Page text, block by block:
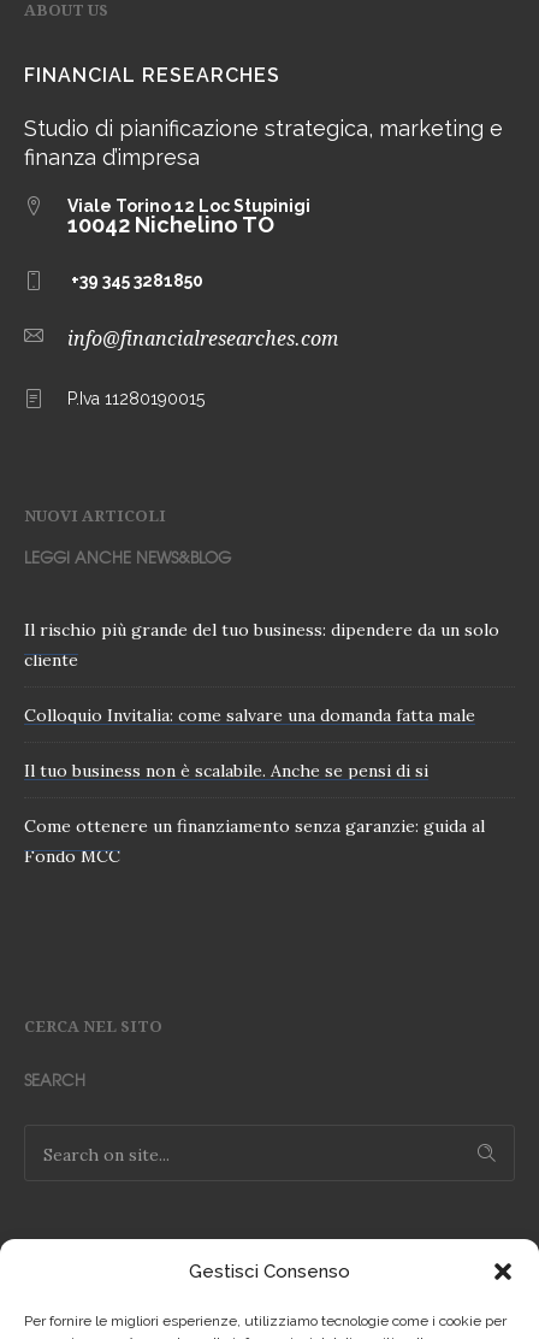
Gestisci Consenso
Per fornire le migliori esperienze, utilizziamo tecnologie come i cookie per
ABOUT US
FINANCIAL RESEARCHES
Studio di pianificazione strategica, marketing e
finanza d’impresa
Viale Torino 12 Loc Stupinigi
10042 Nichelino TO
+39 345 3281850
info@financialresearches.com
P.Iva 11280190015
NUOVI ARTICOLI
LEGGI ANCHE NEWS&BLOG
Il rischio più grande del tuo business: dipendere da un solo
cliente
Colloquio Invitalia: come salvare una domanda fatta male
Il tuo business non è scalabile. Anche se pensi di si
Come ottenere un finanziamento senza garanzie: guida al
Fondo MCC
CERCA NEL SITO
SEARCH